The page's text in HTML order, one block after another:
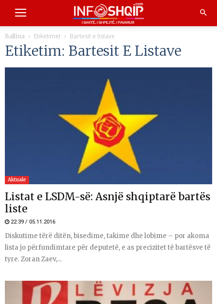
Ballina Etiketimet Bartesit e listave
Etiketim: Bartesit E Listave
Aktuale
Listat e LSDM-së: Asnjë shqiptarë bartës
liste
22:39 / 05.11.2016
Diskutime tërë ditën, bisedime, takime dhe lobime – por akoma
lista jo përfundimtare për deputetë, e as precizitet të bartësve të
tyre. Zoran Zaev,...